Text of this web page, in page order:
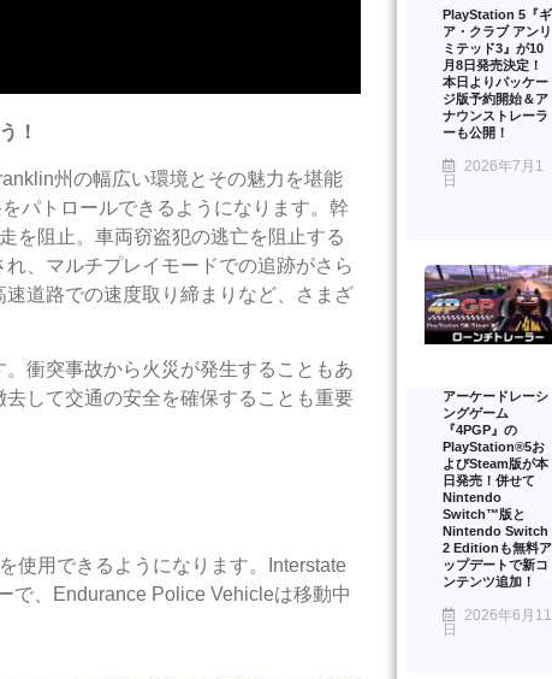
！
州の幅広い環境とその魅力を堪能
パトロールできるようになります。幹
を阻止。車両窃盗犯の逃亡を阻止する
、マルチプレイモードでの追跡がさら
道路での速度取り締まりなど、さまざ
衝突事故から火災が発生することもあ
して交通の安全を確保することも重要
使用できるようになります。Interstate
で、Endurance Police Vehicleは移動中
PlayStation 5『ギ
ア・クラブ アンリ
ミテッド3』が10
月8日発売決定！
本日よりパッケー
ジ版予約開始＆ア
ナウンストレーラ
ーも公開！
2026年7月1
日
アーケードレーシ
ングゲーム
『4PGP』の
PlayStation®5お
よびSteam版が本
日発売！併せて
Nintendo
Switch™版と
Nintendo Switch
2 Editionも無料ア
ップデートで新コ
ンテンツ追加！
2026年6月11
日